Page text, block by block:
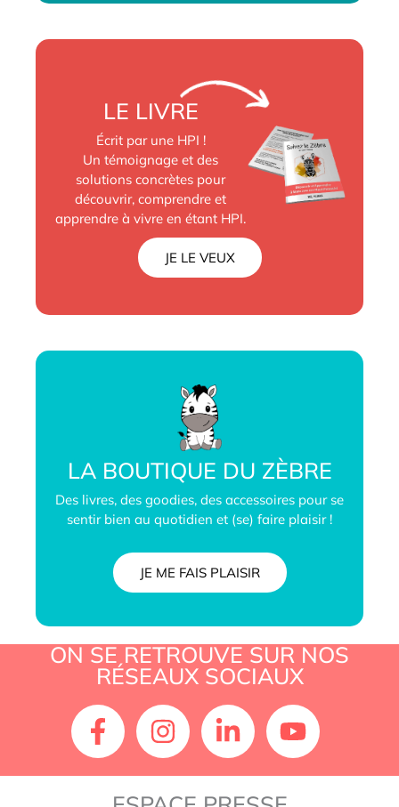
LE LIVRE
Écrit par une HPI !
Un témoignage et des
solutions concrètes pour
découvrir, comprendre et
apprendre à vivre en étant HPI.
JE LE VEUX
LA BOUTIQUE DU ZÈBRE
Des livres, des goodies, des accessoires pour se
sentir bien au quotidien et (se) faire plaisir !
JE ME FAIS PLAISIR
ON SE RETROUVE SUR NOS
RÉSEAUX SOCIAUX